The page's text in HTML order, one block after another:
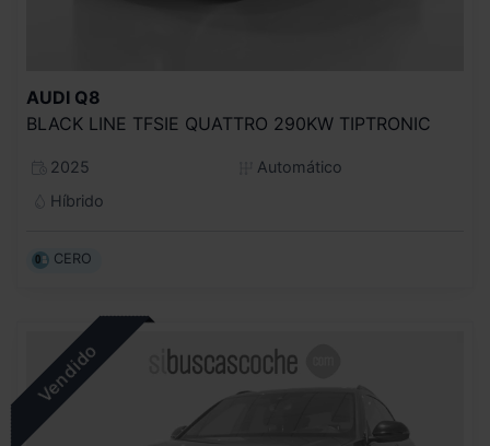
AUDI Q8
BLACK LINE TFSIE QUATTRO 290KW TIPTRONIC
2025
Automático
Híbrido
CERO